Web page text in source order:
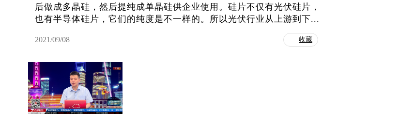
后做成多晶硅，然后提纯成单晶硅供企业使用。硅片不仅有光伏硅片，
也有半导体硅片，它们的纯度是不一样的。所以光伏行业从上游到下...
2021/09/08 收藏